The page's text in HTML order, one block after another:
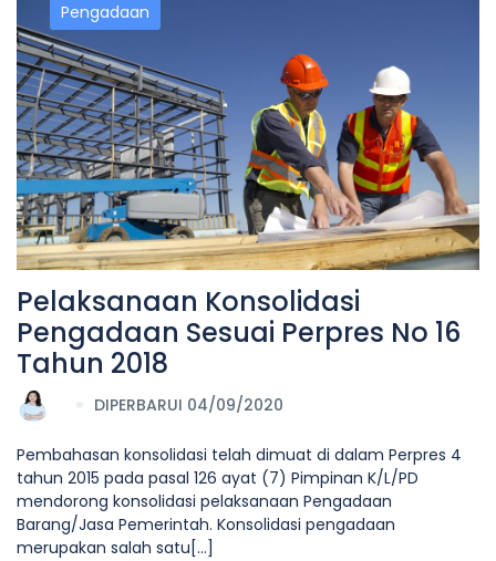
Pengadaan
Pelaksanaan Konsolidasi
Pengadaan Sesuai Perpres No 16
Tahun 2018
DIPERBARUI 04/09/2020
Pembahasan konsolidasi telah dimuat di dalam Perpres 4
tahun 2015 pada pasal 126 ayat (7) Pimpinan K/L/PD
mendorong konsolidasi pelaksanaan Pengadaan
Barang/Jasa Pemerintah. Konsolidasi pengadaan
merupakan salah satu[...]